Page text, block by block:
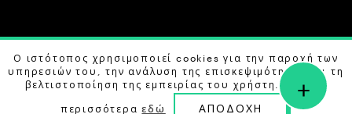
COPYRIGHT © 2026 αθηΝΕΑ, ALL RIGHTS RESERVED.
DESIGN BY G DESIGN STUDIO. DEVELOPED BYB LABS
Ο ιστότοπος χρησιμοποιεί cookies για την παροχή των
υπηρεσιών του, την ανάλυση της επισκεψιμότητας και τη
βελτιστοποίηση της εμπειρίας του χρήστη. Μάθετε
περισσότεραεδώ ΑΠΟΔΟΧΗ
+